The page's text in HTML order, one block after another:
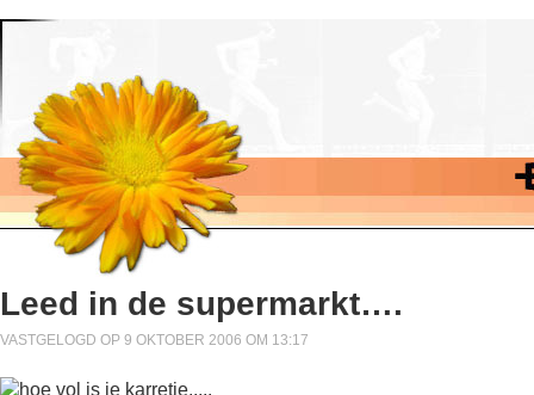
Leed in de supermarkt….
VASTGELOGD OP 9 OKTOBER 2006 OM 13:17